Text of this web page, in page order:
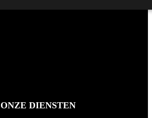
ONZE DIENSTEN